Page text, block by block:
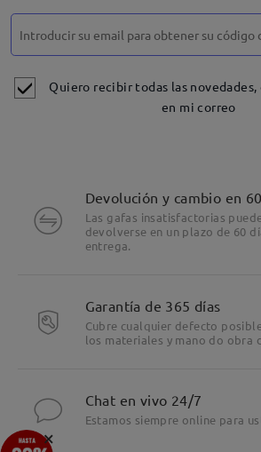
Quiero recibir todas las
en mi correo
Devolución y cambio en
Las gafas insatisfactorias
devolverse en un plazo de 60
entrega.
Garantía de 365 días
Cubre cualquier defecto
los materiales y mano do obra
Chat en vivo 24/7
Estamos siempre online para
×